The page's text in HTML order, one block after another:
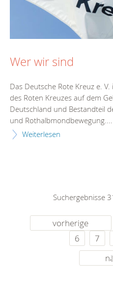
Wer wir sind
Das Deutsche Rote Kreuz e.
des Roten Kreuzes auf dem
Deutschland und Bestandteil
und Rothalbmondbewegung....
Weiterlesen
Suchergebnisse
vorherige
6
7